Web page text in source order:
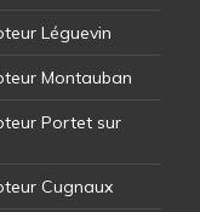
Léguevin
Montauban
Portet sur
Cugnaux